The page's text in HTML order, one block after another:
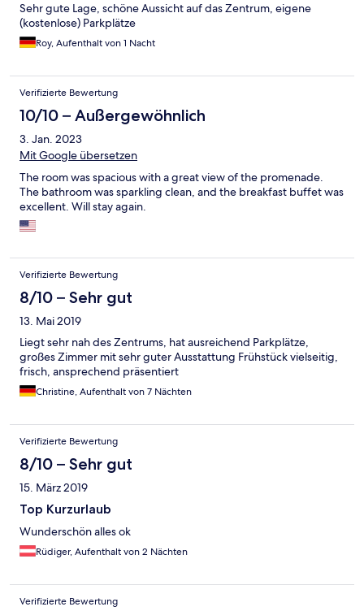
Sehr gute Lage, schöne Aussicht auf das Zentrum, eigene
(kostenlose) Parkplätze
Roy, Aufenthalt von 1 Nacht
Verifizierte Bewertung
10/10 – Außergewöhnlich
3. Jan. 2023
Mit Google übersetzen
The room was spacious with a great view of the promenade.
The bathroom was sparkling clean, and the breakfast buffet was
excellent. Will stay again.
Verifizierte Bewertung
8/10 – Sehr gut
13. Mai 2019
Liegt sehr nah des Zentrums, hat ausreichend Parkplätze,
großes Zimmer mit sehr guter Ausstattung Frühstück vielseitig,
frisch, ansprechend präsentiert
Christine, Aufenthalt von 7 Nächten
Verifizierte Bewertung
8/10 – Sehr gut
15. März 2019
Top Kurzurlaub
Wunderschön alles ok
Rüdiger, Aufenthalt von 2 Nächten
Verifizierte Bewertung